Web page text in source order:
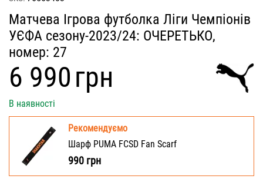
Матчева Ігрова футболка Ліги Чемпіонів
УЄФА сезону-2023/24: ОЧЕРЕТЬКО,
номер: 27
‍6 990‍грн
В наявності
Рекомендуємо
Шарф PUMA FCSD Fan Scarf
990 грн